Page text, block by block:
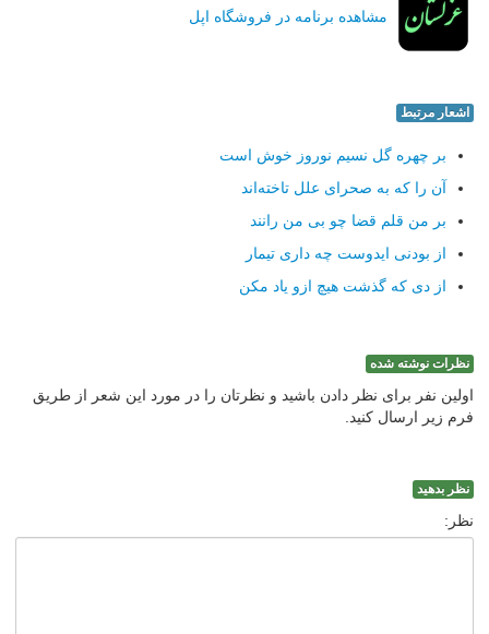
مشاهده برنامه در فروشگاه اپل
اشعار مرتبط
بر چهره گل نسیم نوروز خوش است
آن را که به صحرای علل تاخته‌اند
بر من قلم قضا چو بی من رانند
از بودنی ایدوست چه داری تیمار
از دی که گذشت هیچ ازو یاد مکن
نظرات نوشته شده
اولین نفر برای نظر دادن باشید و نظرتان را در مورد این شعر از طریق
فرم زیر ارسال کنید.
نظر بدهید
نظر: